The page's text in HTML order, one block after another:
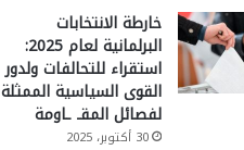
خارطة الانتخابات
البرلمانية لعام 2025:
استقراء للتحالفات ولدور
القوى السياسية الممثلة
لفصائل المقـ ـاومة
30 أكتوبر، 2025